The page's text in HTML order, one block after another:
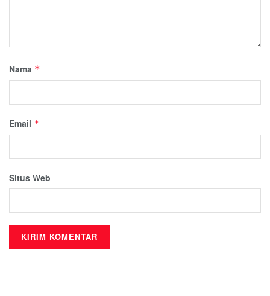
Nama *
Email *
Situs Web